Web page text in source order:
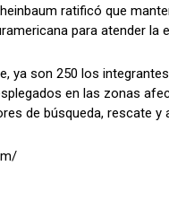
ratificó que
para atender la
ya son 250 los
en las zonas
de búsqueda, rescate y